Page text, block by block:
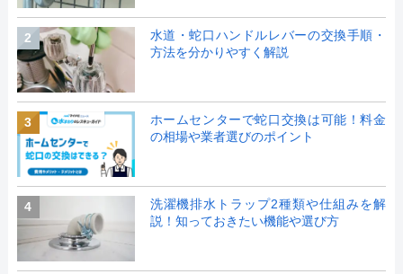
2
水道・蛇口ハンドルレバーの交換手順・
方法を分かりやすく解説
3
ホームセンターで蛇口交換は可能！料金
の相場や業者選びのポイント
4
洗濯機排水トラップ2種類や仕組みを解
説！知っておきたい機能や選び方